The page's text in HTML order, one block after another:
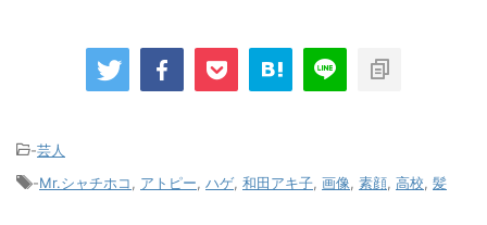
-芸人
-Mr.シャチホコ アトピー ハゲ 和田アキ子 画像 素顔 高校 髪